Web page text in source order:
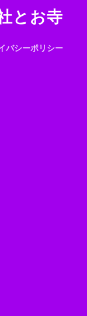
とお寺
バシーポリシー